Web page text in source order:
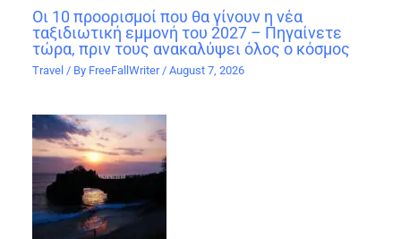
Οι 10 προορισμοί που θα γίνουν η νέα
ταξιδιωτική εμμονή του 2027 – Πηγαίνετε
τώρα, πριν τους ανακαλύψει όλος ο κόσμος
Travel / By FreeFallWriter/August 7, 2026